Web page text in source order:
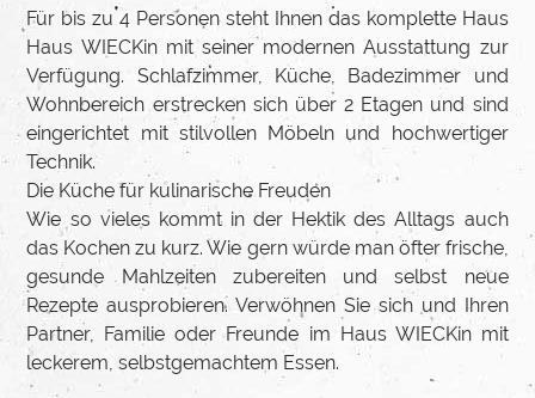
Für bis zu 4 Personen steht Ihnen das komplette Haus
Haus WIECKin mit seiner modernen Ausstattung zur
Verfügung. Schlafzimmer, Küche, Badezimmer und
Wohnbereich erstrecken sich über 2 Etagen und sind
eingerichtet mit stilvollen Möbeln und hochwertiger
Technik.
Die Küche für kulinarische Freuden
Wie so vieles kommt in der Hektik des Alltags auch
das Kochen zu kurz. Wie gern würde man öfter frische,
gesunde Mahlzeiten zubereiten und selbst neue
Rezepte ausprobieren. Verwöhnen Sie sich und Ihren
Partner, Familie oder Freunde im Haus WIECKin mit
leckerem, selbstgemachtem Essen.